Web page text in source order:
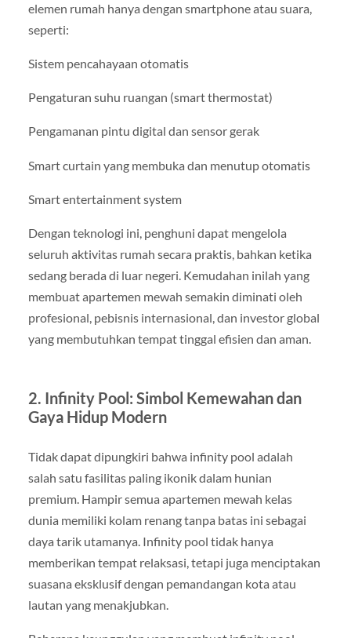
elemen rumah hanya dengan smartphone atau suara,
seperti:
Sistem pencahayaan otomatis
Pengaturan suhu ruangan (smart thermostat)
Pengamanan pintu digital dan sensor gerak
Smart curtain yang membuka dan menutup otomatis
Smart entertainment system
Dengan teknologi ini, penghuni dapat mengelola
seluruh aktivitas rumah secara praktis, bahkan ketika
sedang berada di luar negeri. Kemudahan inilah yang
membuat apartemen mewah semakin diminati oleh
profesional, pebisnis internasional, dan investor global
yang membutuhkan tempat tinggal efisien dan aman.
2. Infinity Pool: Simbol Kemewahan dan
Gaya Hidup Modern
Tidak dapat dipungkiri bahwa infinity pool adalah
salah satu fasilitas paling ikonik dalam hunian
premium. Hampir semua apartemen mewah kelas
dunia memiliki kolam renang tanpa batas ini sebagai
daya tarik utamanya. Infinity pool tidak hanya
memberikan tempat relaksasi, tetapi juga menciptakan
suasana eksklusif dengan pemandangan kota atau
lautan yang menakjubkan.